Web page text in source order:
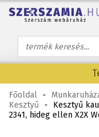
Főoldal -
Kesztyű
-
Kesztyű
2341, hideg ellen X2X